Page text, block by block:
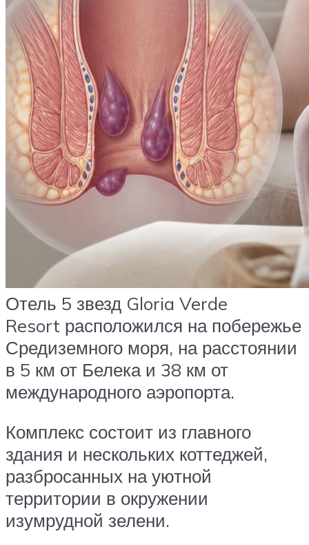
Отель 5 звезд Gloria Verde
Resort расположился на побережье
Средиземного моря, на расстоянии
в 5 км от Белека и 38 км от
международного аэропорта.
Комплекс состоит из главного
здания и нескольких коттеджей,
разбросанных на уютной
территории в окружении
изумрудной зелени.